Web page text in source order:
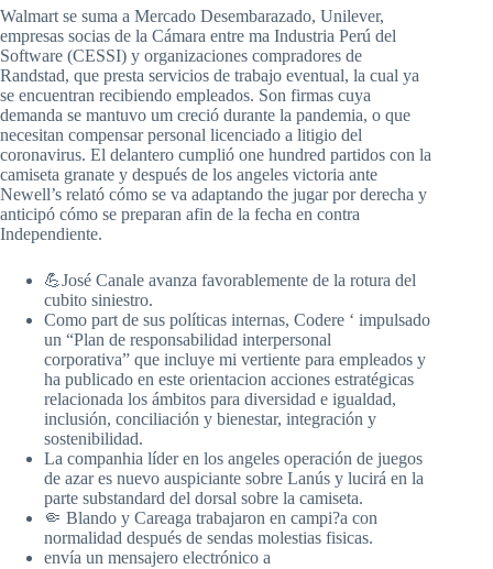
Walmart se suma a Mercado Desembarazado, Unilever,
empresas socias de la Cámara entre ma Industria Perú del
Software (CESSI) y organizaciones compradores de
Randstad, que presta servicios de trabajo eventual, la cual ya
se encuentran recibiendo empleados. Son firmas cuya
demanda se mantuvo um creció durante la pandemia, o que
necesitan compensar personal licenciado a litigio del
coronavirus. El delantero cumplió one hundred partidos con la
camiseta granate y después de los angeles victoria ante
Newell’s relató cómo se va adaptando the jugar por derecha y
anticipó cómo se preparan afin de la fecha en contra
Independiente.
💪José Canale avanza favorablemente de la rotura del
cubito siniestro.
Como part de sus políticas internas, Codere ‘ impulsado
un “Plan de responsabilidad interpersonal
corporativa” que incluye mi vertiente para empleados y
ha publicado en este orientacion acciones estratégicas
relacionada los ámbitos para diversidad e igualdad,
inclusión, conciliación y bienestar, integración y
sostenibilidad.
La companhia líder en los angeles operación de juegos
de azar es nuevo auspiciante sobre Lanús y lucirá en la
parte substandard del dorsal sobre la camiseta.
🤏 Blando y Careaga trabajaron en campi?a con
normalidad después de sendas molestias fisicas.
envía un mensajero electrónico a